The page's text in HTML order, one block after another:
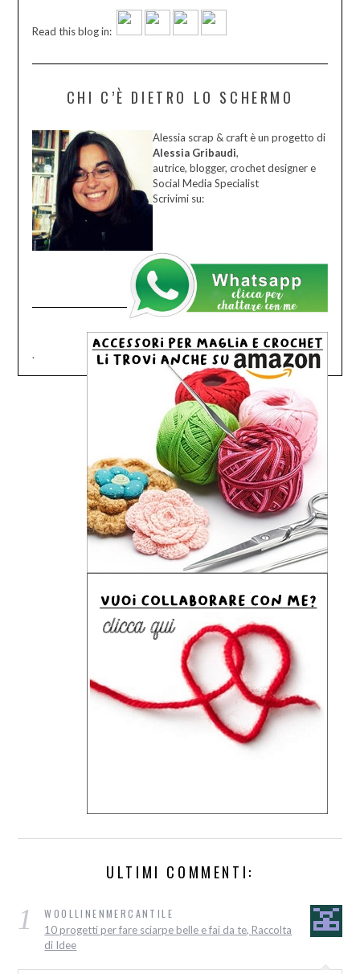
Read this blog in:
CHI C’È DIETRO LO SCHERMO
Alessia scrap & craft è un progetto di
Alessia Gribaudi,
autrice, blogger, crochet designer e
Social Media Specialist
Scrivimi su:
.
ULTIMI COMMENTI:
1 WOOLLINENMERCANTILE
10 progetti per fare sciarpe belle e fai da te, Raccolta
di Idee